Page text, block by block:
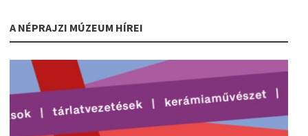
A NÉPRAJZI MÚZEUM HÍREI